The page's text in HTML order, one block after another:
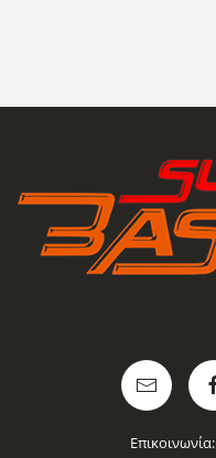
Επικοινωνία: